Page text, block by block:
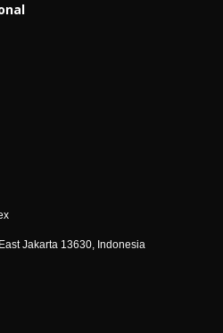
Jakarta 13630, Indonesia